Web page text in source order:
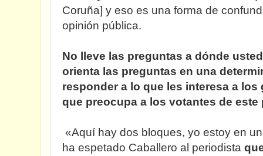
Coruña] y eso es una forma de
opinión pública.
No lleve las preguntas a dónde
orienta las preguntas en una
responder a lo que les interesa a
que preocupa a los votantes de este
«Aquí hay dos bloques, yo estoy en
ha espetado Caballero al periodista